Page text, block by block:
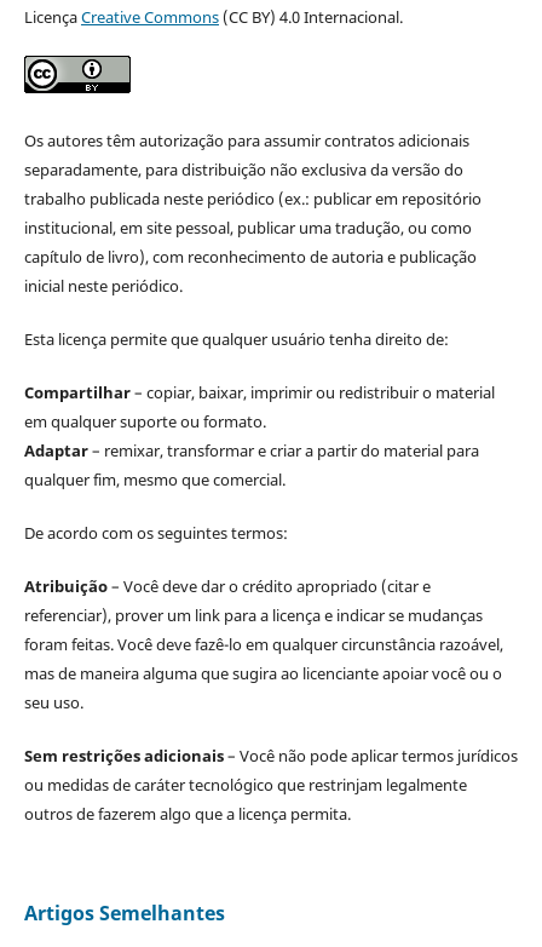
LicençaCreative Commons(CC BY) 4.0 Internacional.
Os autores têm autorização para assumir contratos adicionais
separadamente, para distribuição não exclusiva da versão do
trabalho publicada neste periódico (ex.: publicar em repositório
institucional, em site pessoal, publicar uma tradução, ou como
capítulo de livro), com reconhecimento de autoria e publicação
inicial neste periódico.
Esta licença permite que qualquer usuário tenha direito de:
Compartilhar– copiar, baixar, imprimir ou redistribuir o material
em qualquer suporte ou formato.
Adaptar– remixar, transformar e criar a partir do material para
qualquer fim, mesmo que comercial.
De acordo com os seguintes termos:
Atribuição– Você deve dar o crédito apropriado (citar e
referenciar), prover um link para a licença e indicar se mudanças
foram feitas. Você deve fazê-lo em qualquer circunstância razoável,
mas de maneira alguma que sugira ao licenciante apoiar você ou o
seu uso.
Sem restrições adicionais– Você não pode aplicar termos jurídicos
ou medidas de caráter tecnológico que restrinjam legalmente
outros de fazerem algo que a licença permita.
Artigos Semelhantes